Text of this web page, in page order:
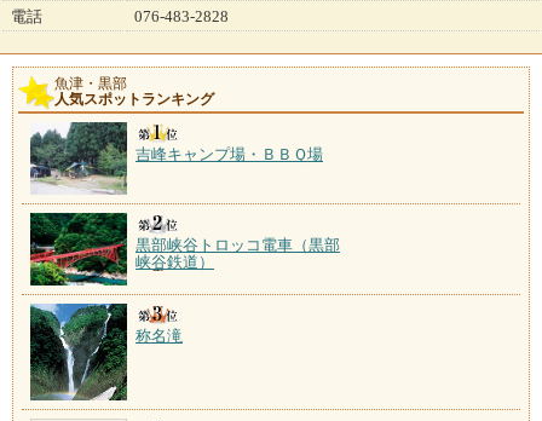
電話
076-483-2828
魚津・黒部
人気スポットランキング
吉峰キャンプ場・ＢＢＱ場
黒部峡谷トロッコ電車（黒部
峡谷鉄道）
称名滝